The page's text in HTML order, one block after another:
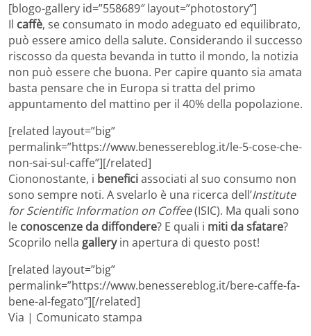
[blogo-gallery id=”558689″ layout=”photostory”]
Il caffè, se consumato in modo adeguato ed equilibrato,
può essere amico della salute. Considerando il successo
riscosso da questa bevanda in tutto il mondo, la notizia
non può essere che buona. Per capire quanto sia amata
basta pensare che in Europa si tratta del primo
appuntamento del mattino per il 40% della popolazione.
[related layout=”big”
permalink=”https://www.benessereblog.it/le-5-cose-che-
non-sai-sul-caffe”][/related]
Ciononostante, i beneficiassociati al suo consumo non
sono sempre noti. A svelarlo è una ricerca dell’Institute
for Scientific Information on Coffee(ISIC). Ma quali sono
le conoscenze da diffondere? E quali i miti da sfatare?
Scoprilo nella galleryin apertura di questo post!
[related layout=”big”
permalink=”https://www.benessereblog.it/bere-caffe-fa-
bene-al-fegato”][/related]
Via | Comunicato stampa